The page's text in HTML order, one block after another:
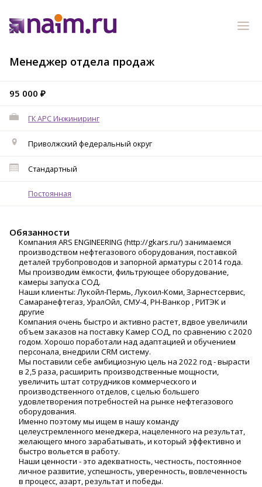
Менеджер отдела продаж
95 000 ₽
ГК АРС Инжиниринг
Приволжский федеральный округ
Стандартный
Постоянная
Обязанности
Компания ARS ENGINEERING (http://gkars.ru/) занимаемся
производством нефтегазового оборудования, поставкой
деталей трубопроводов и запорной арматуры с 2014 года.
Мы производим ёмкости, фильтрующее оборудование,
камеры запуска СОД.
Наши клиенты: Лукойл-Пермь, Лукоил-Коми, Зарнестсервис,
Самаранефтегаз, УралОйл, СМУ-4, РН-Ванкор , РИТЭК и
другие
Компания очень быстро и активно растет, вдвое увеличили
объем заказов на поставку Камер СОД, по сравнению с 2020
годом. Хорошо поработали над адаптацией и обучением
персонала, внедрили CRM систему.
Мы поставили себе амбициозную цель на 2022 год - вырасти
в 2,5 раза, расширить производственные мощности,
увеличить штат сотрудников коммерческого и
производственного отделов, с целью большего
удовлетворения потребностей на рынке нефтегазового
оборудования.
Именно поэтому мы ищем в нашу команду
целеустремленного менеджера, нацеленного на результат,
желающего много зарабатывать, и который эффективно и
быстро вольется в работу.
Наши ценности - это адекватность, честность, постоянное
личное развитие, успешность, уверенность, вовлеченность
в процесс, азарт, результат и победы.